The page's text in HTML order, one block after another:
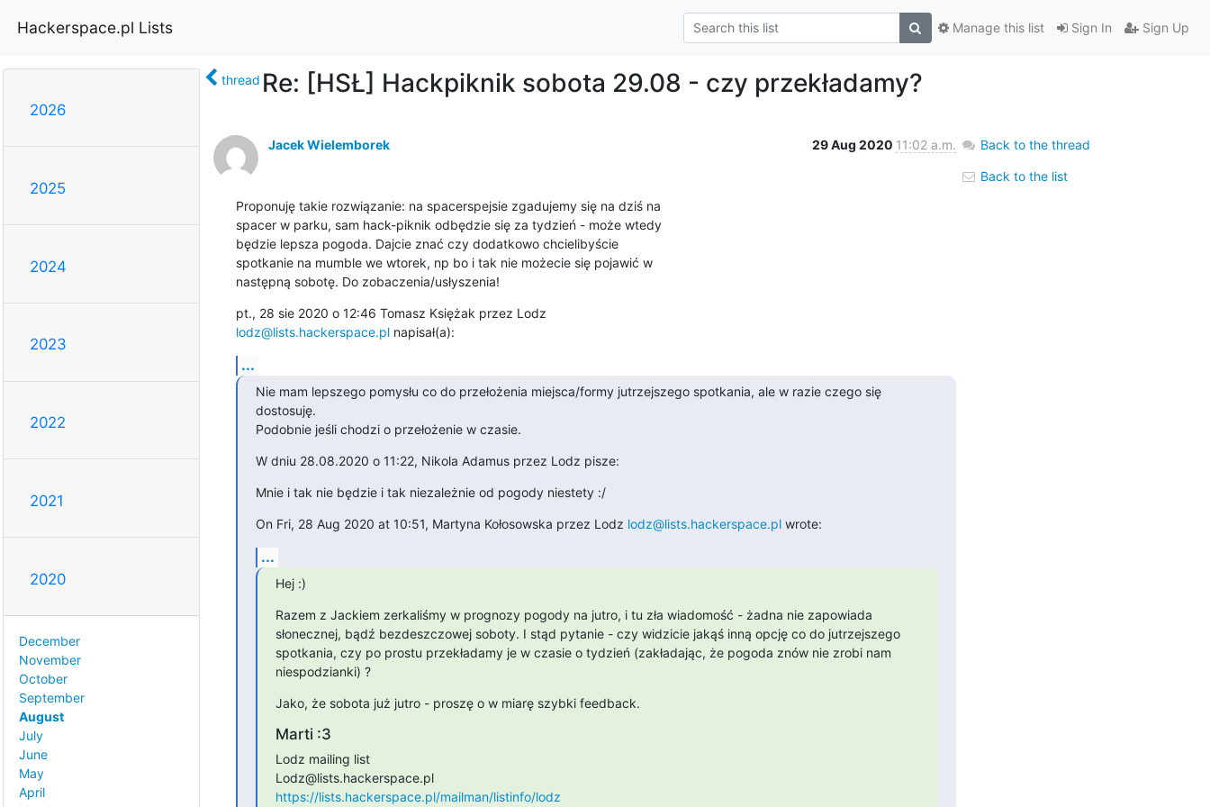
Hackerspace.pl Lists Sign In Sign Up
Manage this list
2026
2025
2024
2023
2022
2021
2020
December
November
October
September
August
July
June
May
April
thread Re: [HSŁ] Hackpiknik sobota 29.08 - czy przekładamy?
Jacek Wielemborek 29 Aug 2020 11:02 a.m.
Proponuję takie rozwiązanie: na spacerspejsie zgadujemy się na dziś na
spacer w parku, sam hack-piknik odbędzie się za tydzień - może wtedy
będzie lepsza pogoda. Dajcie znać czy dodatkowo chcielibyście
spotkanie na mumble we wtorek, np bo i tak nie możecie się pojawić w
następną sobotę. Do zobaczenia/usłyszenia!
lodz@lists.hackerspace.pl napisał(a):
...
Nie mam lepszego pomysłu co do przełożenia miejsca/formy jutrzejszego spotkania, ale w razie czego się
dostosuję.
Podobnie jeśli chodzi o przełożenie w czasie.
W dniu 28.08.2020 o 11:22, Nikola Adamus przez Lodz pisze:
Mnie i tak nie będzie i tak niezależnie od pogody niestety :/
On Fri, 28 Aug 2020 at 10:51, Martyna Kołosowska przez Lodz lodz@lists.hackerspace.pl wrote:
...
Hej :)
Razem z Jackiem zerkaliśmy w prognozy pogody na jutro, i tu zła wiadomość - żadna nie zapowiada
słonecznej, bądź bezdeszczowej soboty. I stąd pytanie - czy widzicie jakąś inną opcję co do jutrzejszego
spotkania, czy po prostu przekładamy je w czasie o tydzień (zakładając, że pogoda znów nie zrobi nam
niespodzianki) ?
Jako, że sobota już jutro - proszę o w miarę szybki feedback.
Marti :3
Lodz mailing list
Lodz@lists.hackerspace.pl
https://lists.hackerspace.pl/mailman/listinfo/lodz
Back to the thread
Back to the list